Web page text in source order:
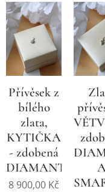
Přívěsek z
bílého
zlata,
KYTIČKA
- zdobená
DIAMANTY
8 900,00 Kč